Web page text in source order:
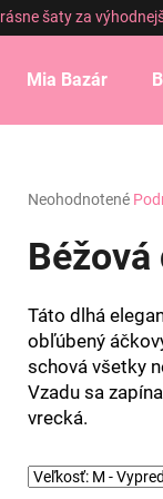
šaty za
Mia Bazár
Priemerné
produktu
je
5
hviezdičiek.
Neohodnotené
Táto dlhá
obľúbený
schová všetky
Vzadu sa
vrecká.
HĽADAŤ